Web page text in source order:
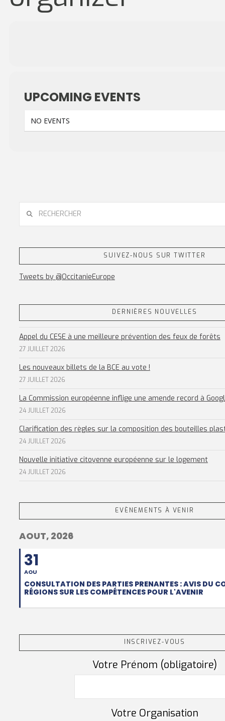
UPCOMING EVENTS
NO EVENTS
SUIVEZ-NOUS SUR TWITTER
Tweets by @OccitanieEurope
DERNIÈRES NOUVELLES
Appel du CESE à une meilleure prévention des feux de forêts
27 JUILLET 2026
Les nouveaux billets de la BCE au vote !
27 JUILLET 2026
La Commission européenne inflige une amende record à
24 JUILLET 2026
Clarification des règles sur la composition des bouteilles
24 JUILLET 2026
Nouvelle initiative citoyenne européenne sur le logement
24 JUILLET 2026
EVÈNEMENTS À VENIR
AOUT, 2026
31
AOU
CONSULTATION DES PARTIES PRENANTES : AVIS DU
RÉGIONS SUR LES COMPÉTENCES POUR L'AVENIR
INSCRIVEZ-VOUS
Votre Prénom (obligatoire)
Votre Organisation